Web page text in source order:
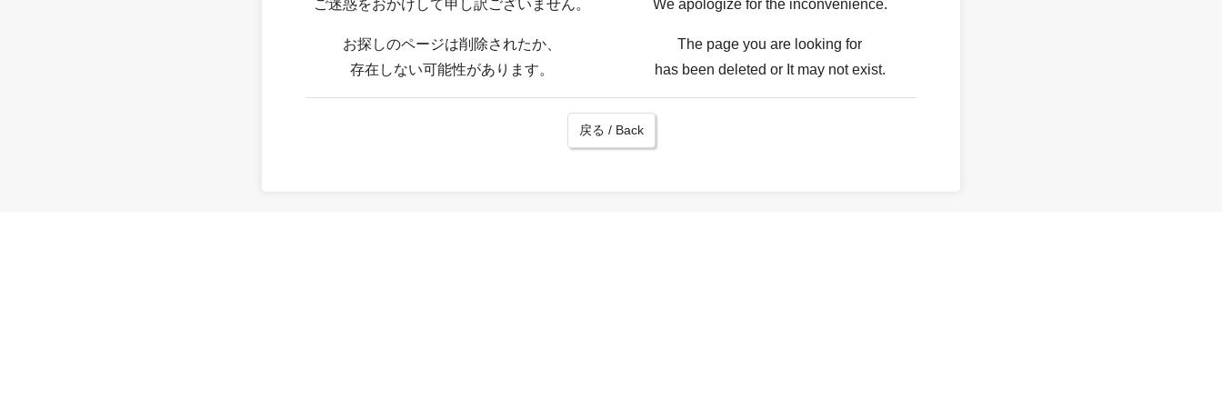
ご迷惑をおかけして申し訳ございません。
お探しのページは削除されたか、
存在しない可能性があります。
We apologize for the inconvenience.
The page you are looking for
has been deleted or It may not exist.
戻る / Back